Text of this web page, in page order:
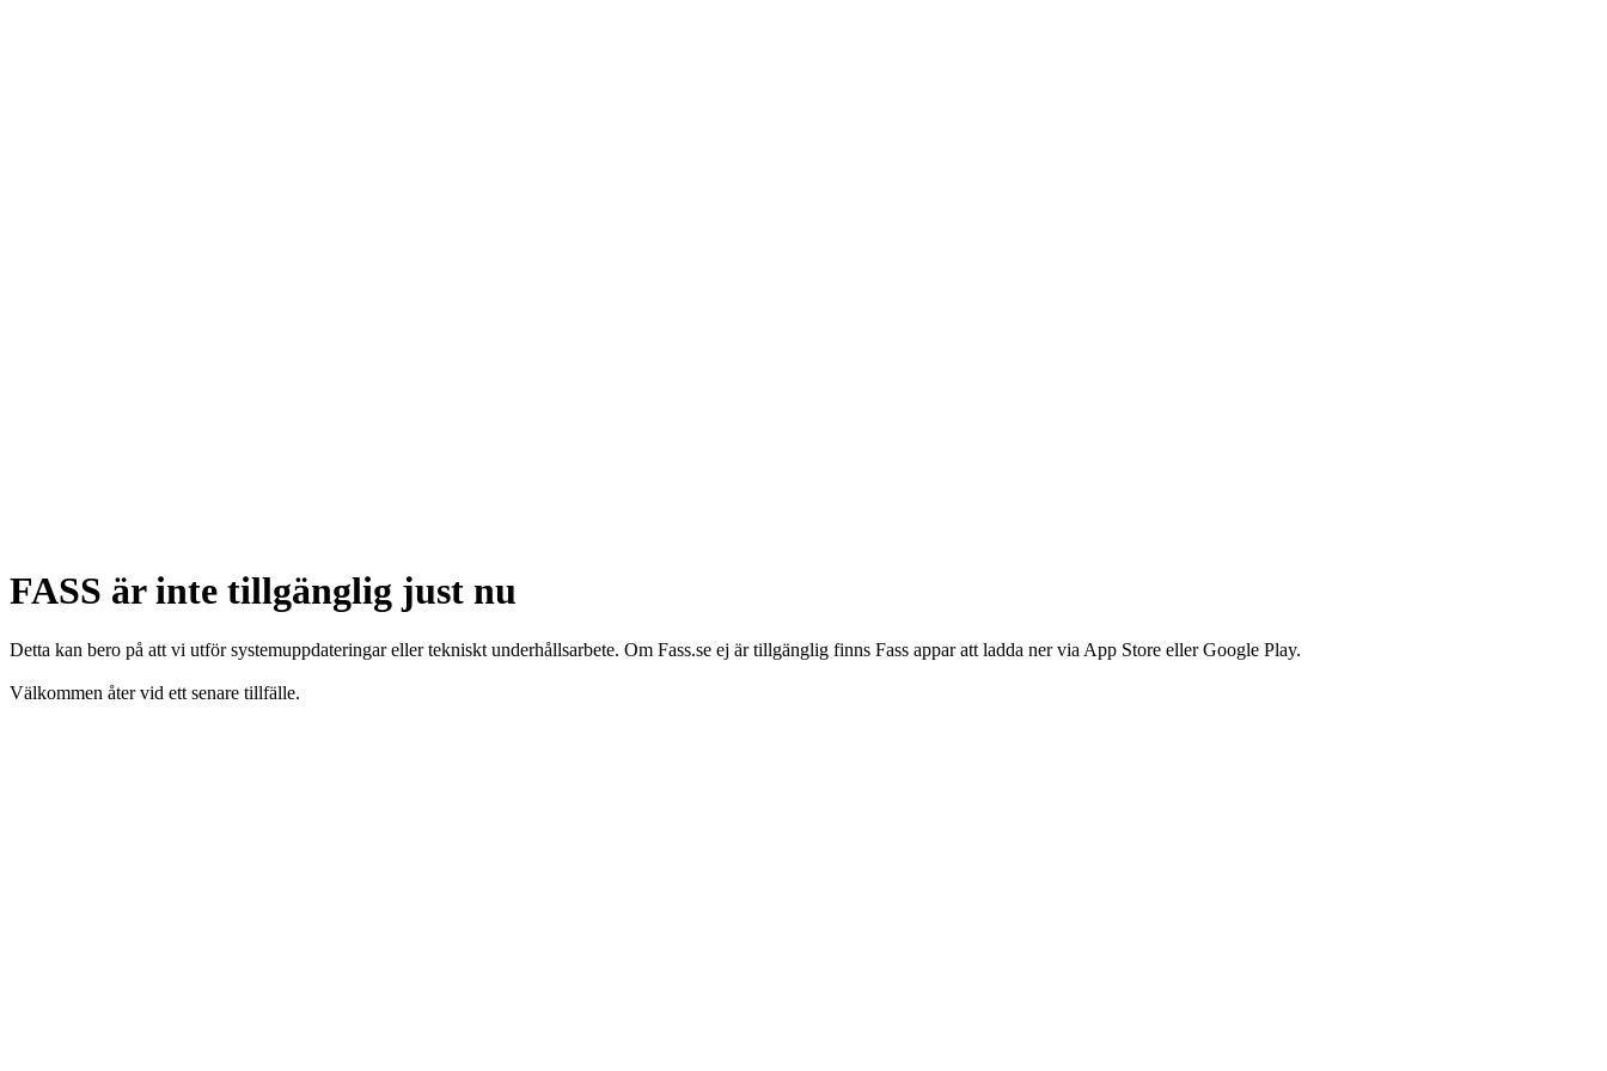
FASS är inte tillgänglig just nu
Detta kan bero på att vi utför systemuppdateringar eller tekniskt underhållsarbete. Om Fass.se ej är tillgänglig finns Fass appar att ladda ner via App Store eller Google Play.
Välkommen åter vid ett senare tillfälle.